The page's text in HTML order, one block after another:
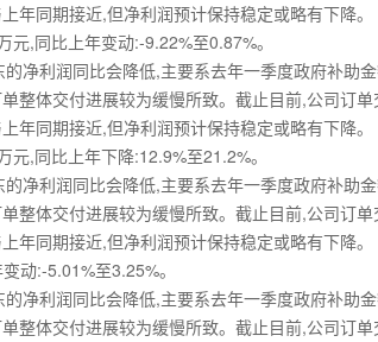
年同期接近,但净利润预计保持稳定或略有下降。
,同比上年变动:-9.22%至0.87%。
利润同比会降低,主要系去年一季度政府补助
整体交付进展较为缓慢所致。截止目前,公司订
年同期接近,但净利润预计保持稳定或略有下降。
,同比上年下降:12.9%至21.2%。
利润同比会降低,主要系去年一季度政府补助
整体交付进展较为缓慢所致。截止目前,公司订
年同期接近,但净利润预计保持稳定或略有下降。
:-5.01%至3.25%。
利润同比会降低,主要系去年一季度政府补助
整体交付进展较为缓慢所致。截止目前,公司订